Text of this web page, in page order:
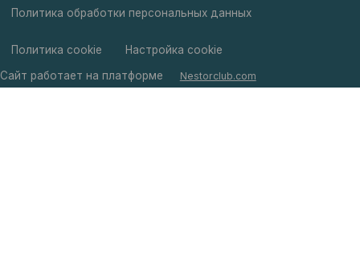
Политика обработки персональных данных
Политика cookie Настройка cookie
Сайт работает на платформе Nestorclub.com